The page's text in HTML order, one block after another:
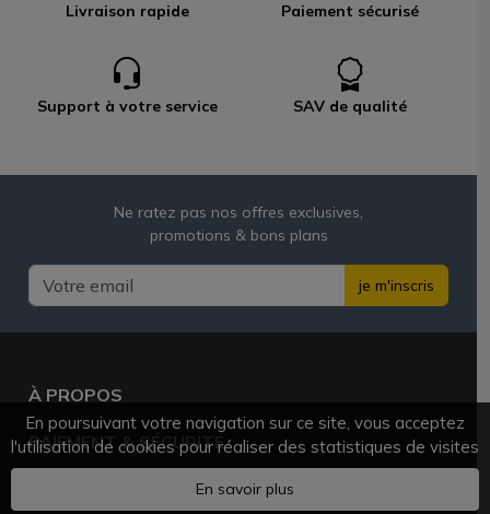
Livraison rapide Paiement sécurisé
Support à votre service SAV de qualité
Ne ratez pas nos offres exclusives,
promotions & bons plans
je m'inscris
À PROPOS
PAIEMENT & SÉCURITÉ
En poursuivant votre navigation sur ce site, vous acceptez
l'utilisation de cookies pour réaliser des statistiques de visites
En savoir plus